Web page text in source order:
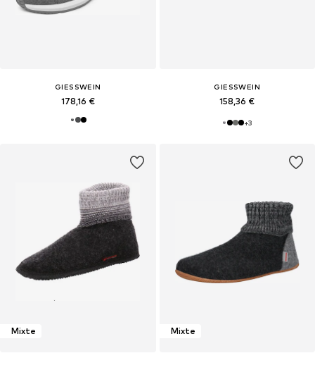
GIESSWEIN
178,16 €
GIESSWEIN
158,36 €
+3
Mixte Mixte